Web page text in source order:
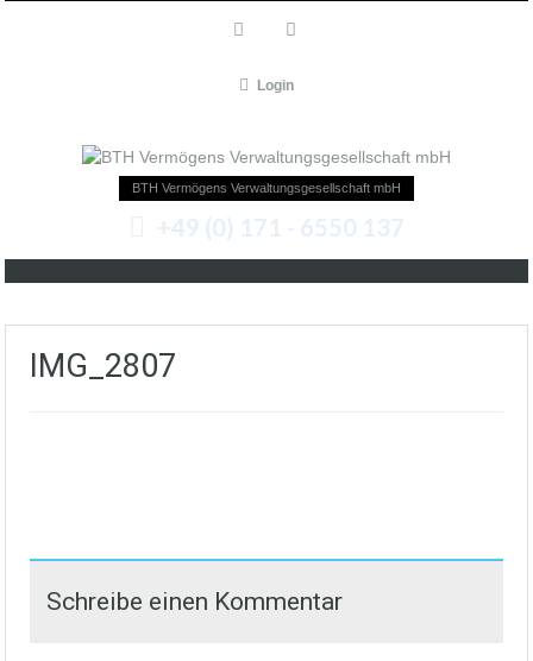
Login
BTH Vermögens Verwaltungsgesellschaft mbH
+49 (0) 171 - 6550 137
IMG_2807
Schreibe einen Kommentar